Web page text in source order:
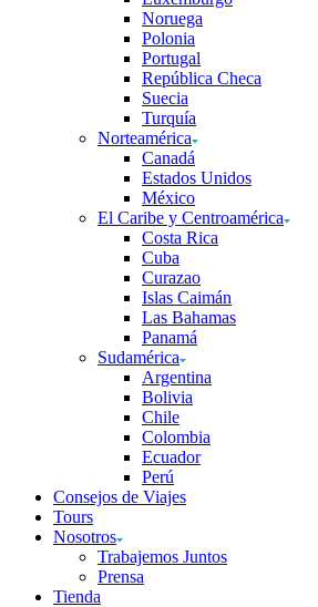
Noruega
Polonia
Portugal
República Checa
Suecia
Turquía
Norteamérica
Canadá
Estados Unidos
México
El Caribe y Centroamérica
Costa Rica
Cuba
Curazao
Islas Caimán
Las Bahamas
Panamá
Sudamérica
Argentina
Bolivia
Chile
Colombia
Ecuador
Perú
Consejos de Viajes
Tours
Nosotros
Trabajemos Juntos
Prensa
Tienda